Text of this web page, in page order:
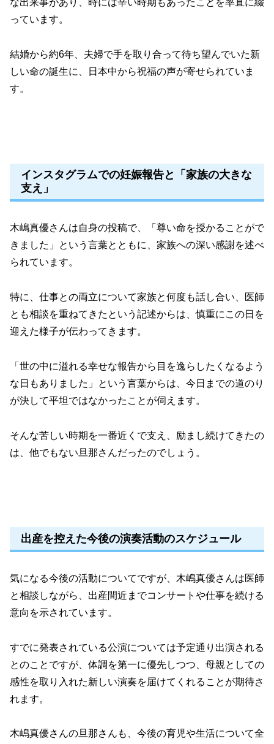
な出来事があり、時には辛い時期もあったことを率直に綴
っています。
結婚から約6年、夫婦で手を取り合って待ち望んでいた新
しい命の誕生に、日本中から祝福の声が寄せられていま
す。
インスタグラムでの妊娠報告と「家族の大きな
支え」
木嶋真優さんは自身の投稿で、「尊い命を授かることがで
きました」という言葉とともに、家族への深い感謝を述べ
られています。
特に、仕事との両立について家族と何度も話し合い、医師
とも相談を重ねてきたという記述からは、慎重にこの日を
迎えた様子が伝わってきます。
「世の中に溢れる幸せな報告から目を逸らしたくなるよう
な日もありました」という言葉からは、今日までの道のり
が決して平坦ではなかったことが伺えます。
そんな苦しい時期を一番近くで支え、励まし続けてきたの
は、他でもない旦那さんだったのでしょう。
出産を控えた今後の演奏活動のスケジュール
気になる今後の活動についてですが、木嶋真優さんは医師
と相談しながら、出産間近までコンサートや仕事を続ける
意向を示されています。
すでに発表されている公演については予定通り出演される
とのことですが、体調を第一に優先しつつ、母親としての
感性を取り入れた新しい演奏を届けてくれることが期待さ
れます。
木嶋真優さんの旦那さんも、今後の育児や生活について全